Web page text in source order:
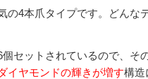
の4本爪タイプです。どんな
セットされているので、そ
イヤモンドの輝きが増す構造